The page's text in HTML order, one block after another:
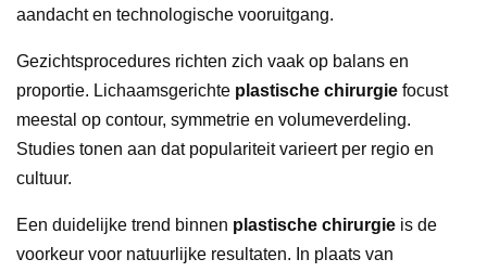
aandacht en technologische vooruitgang.
Gezichtsprocedures richten zich vaak op balans en
proportie. Lichaamsgerichte plastische chirurgie focust
meestal op contour, symmetrie en volumeverdeling.
Studies tonen aan dat populariteit varieert per regio en
cultuur.
Een duidelijke trend binnen plastische chirurgie is de
voorkeur voor natuurlijke resultaten. In plaats van